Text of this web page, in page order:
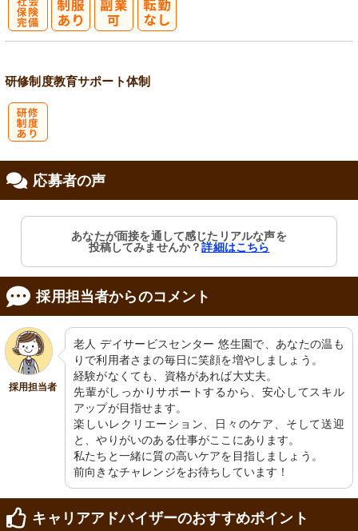
研修制度教育サポート体制
応募者の声
あなたが面接を通して感じたリアルな声を
投稿してみませんか？詳細はこちら
採用担当者からのコメント
採用担当者
老人 デイサービスセンター 悠生園で、あなたの温も
りで利用者さまの毎日に笑顔を増やしましょう。
経験がなくても、資格があれば大丈夫。
先輩がしっかりサポートするから、安心してスキル
アップが目指せます。
楽しいレクリエーション、日々のケア、そして送迎
と、やりがいのある仕事がここにあります。
私たちと一緒に質の高いケアを目指しましょう。
前向きなチャレンジをお待ちしています！
キャリアアドバイザーのおすすめポイント